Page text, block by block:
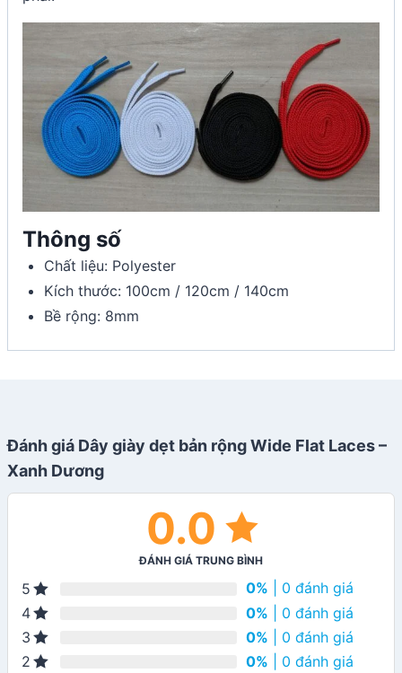
Thông số
Chất liệu: Polyester
Kích thước: 100cm / 120cm / 140cm
Bề rộng: 8mm
Đánh giá Dây giày dẹt bản rộng Wide Flat Laces –
Xanh Dương
0.0
ĐÁNH GIÁ TRUNG BÌNH
5 0% | 0 đánh giá
4
0% | 0 đánh giá
3
0% | 0 đánh giá
2
0% | 0 đánh giá